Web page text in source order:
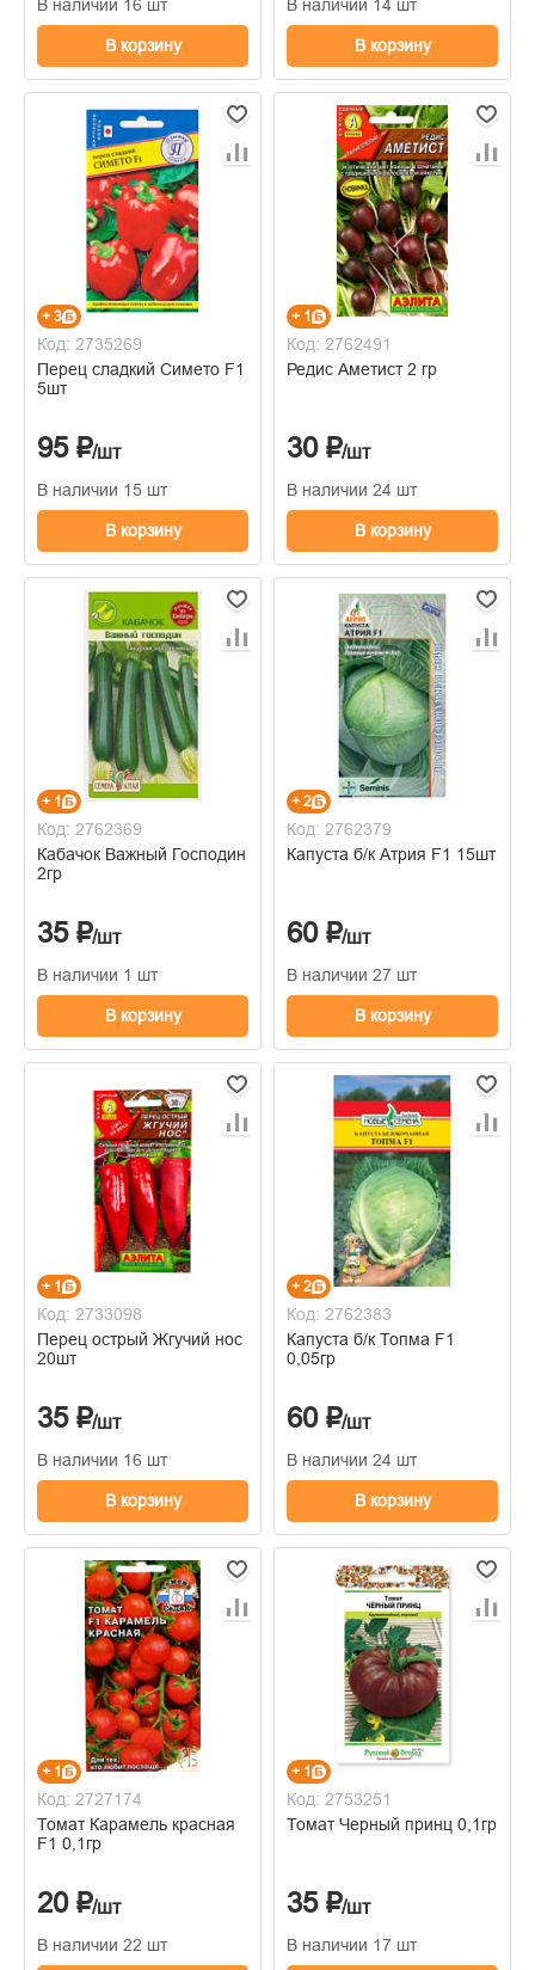
В наличии 16 шт
В корзину
В наличии 14 шт
В корзину
+ 3
Код: 2735269
Перец сладкий Симето F1
5шт
95 ₽/шт
В наличии 15 шт
В корзину
+ 1
Код: 2762491
Редис Аметист 2 гр
30 ₽/шт
В наличии 24 шт
В корзину
+ 1
Код: 2762369
Кабачок Важный Господин
2гр
35 ₽/шт
В наличии 1 шт
В корзину
+ 2
Код: 2762379
Капуста б/к Атрия F1 15шт
60 ₽/шт
В наличии 27 шт
В корзину
+ 1
Код: 2733098
Перец острый Жгучий нос
20шт
35 ₽/шт
В наличии 16 шт
В корзину
+ 2
Код: 2762383
Капуста б/к Топма F1
0,05гр
60 ₽/шт
В наличии 24 шт
В корзину
+ 1
Код: 2727174
Томат Карамель красная
F1 0,1гр
20 ₽/шт
В наличии 22 шт
+ 1
Код: 2753251
Томат Черный принц 0,1гр
35 ₽/шт
В наличии 17 шт